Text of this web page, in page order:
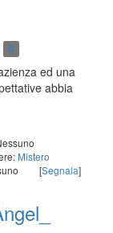
G
ed una
abbia
Mistero
[Segnala]